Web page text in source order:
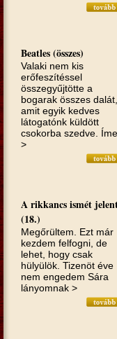
Beatles (összes)
Valaki nem kis
erőfeszítéssel
összegyűjtötte a
bogarak összes dalát,
amit egyik kedves
látogatónk küldött
csokorba szedve. Íme,
>
A rikkancs ismét
(18.)
Megőrültem. Ezt már
kezdem felfogni, de
lehet, hogy csak
hülyülök. Tizenöt éve
nem engedem Sára
lányomnak >